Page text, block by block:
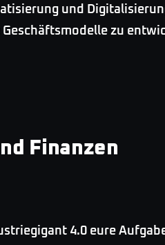
und
zu
Finanzen
4.0 eure